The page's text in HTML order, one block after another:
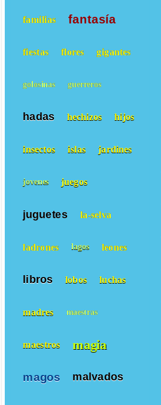
familias fantasía
fiestas flores gigantes
golosinas guerreros
hadas hechizos hijos
insectos islas jardines
jovenes juegos
juguetes la-selva
ladrones lagos leones
libros lobos luchas
madres maestras
maestros magia
magos malvados